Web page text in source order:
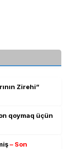
Zirehi”
qoymaq üçün
– Son